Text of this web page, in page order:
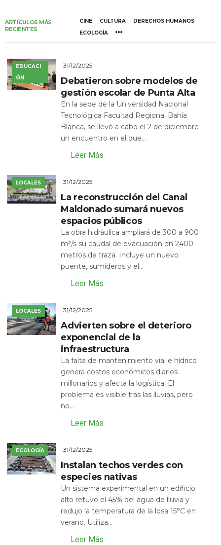
ARTÍCULOS MÁS
RECIENTES
CINE CULTURA
DERECHOS HUMANOS
ECOLOGÍA
EDUCACI
ÓN
31/12/2025
Debatieron sobre modelos de
gestión escolar de Punta Alta
En la sede de la Universidad Nacional
Tecnológica Facultad Regional Bahía
Blanca, se llevó a cabo el 2 de diciembre
un encuentro en el que...
Leer Más
LOCALES 31/12/2025
La reconstrucción del Canal
Maldonado sumará nuevos
espacios públicos
La obra hidráulica ampliará de 300 a 900
m³/s su caudal de evacuación en 2400
metros de traza. Incluye un nuevo
puente, sumideros y el...
Leer Más
LOCALES 31/12/2025
Advierten sobre el deterioro
exponencial de la
infraestructura
La falta de mantenimiento vial e hídrico
genera costos económicos diarios
millonarios y afecta la logística. El
problema es visible tras las lluvias, pero
no...
Leer Más
ECOLOGÍA 31/12/2025
Instalan techos verdes con
especies nativas
Un sistema experimental en un edificio
alto retuvo el 45% del agua de lluvia y
redujo la temperatura de la losa 15°C en
verano. Utiliza...
Leer Más